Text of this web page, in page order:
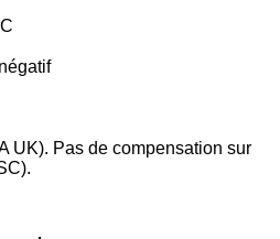
UK). Pas de compensation sur